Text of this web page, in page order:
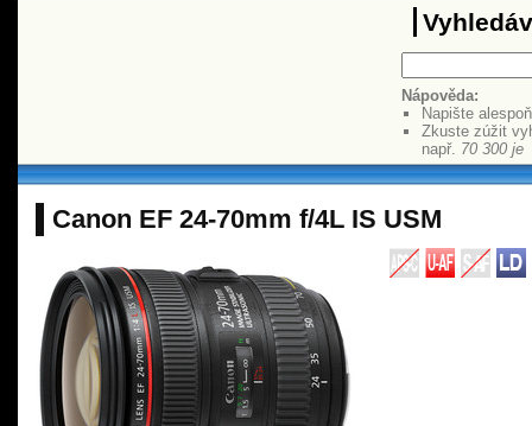
Nápověda:
Napište
Zkuste zúžit
např. 70 300 je
Canon EF 24-70mm f/4L IS USM